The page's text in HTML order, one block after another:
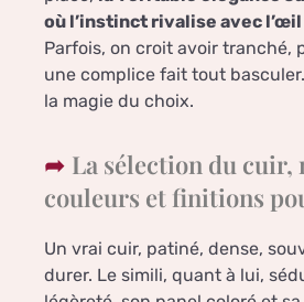
où l’instinct rivalise avec
Parfois, on croit avoir tranché,
une complice fait tout basculer.
la magie du choix.
La sélection du cuir,
couleurs et finitions
Un vrai cuir, patiné, dense,
durer. Le simili, quant à lui,